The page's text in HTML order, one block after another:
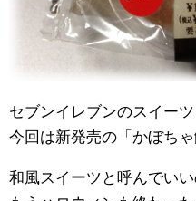
セブンイレブンのスイー
今回は新発売の「かぼち
和風スイーツと呼んでい